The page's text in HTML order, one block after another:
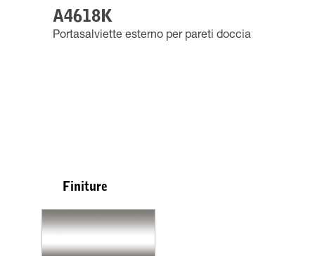
A4618K
Portasalviette esterno per pareti doccia
Finiture